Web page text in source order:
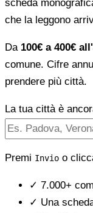
scheda
che la leggono
Da 100€ a 400€
comune. Cifre
prendere più città.
La tua città è
Premi Invio o
✓ 7.000+
✓ Una